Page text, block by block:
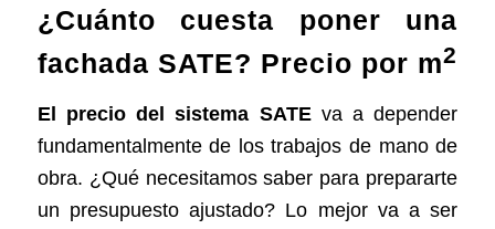
¿Cuánto cuesta poner una
fachada SATE? Precio por m2
El precio del sistema SATEva a depender
fundamentalmente de los trabajos de mano de
obra. ¿Qué necesitamos saber para prepararte
un presupuesto ajustado? Lo mejor va a ser